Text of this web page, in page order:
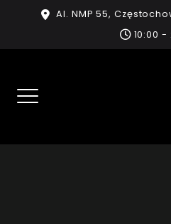
content
Al. NMP 55,
10:00 -